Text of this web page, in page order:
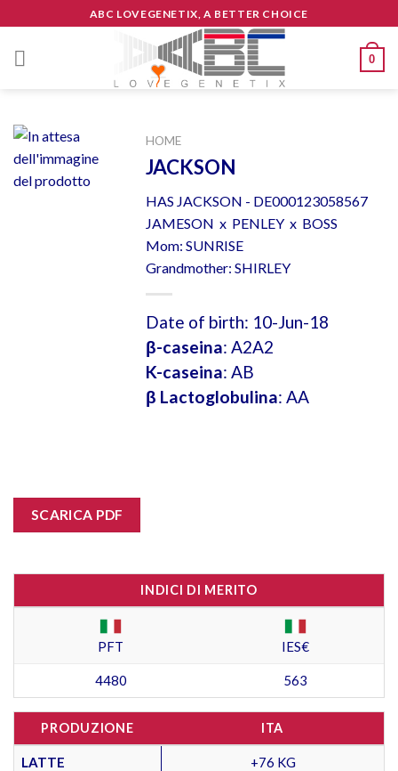
to
content
ABC LOVEGENETIX, A BETTER CHOICE
0
HOME
JACKSON
HAS JACKSON - DE000123058567
JAMESON x PENLEY x BOSS
Mom: SUNRISE
Grandmother: SHIRLEY
Date of birth: 10-Jun-18
β-caseina: A2A2
K-caseina: AB
β Lactoglobulina: AA
SCARICA PDF
INDICI DI MERITO
PFT IES€
4480 563
PRODUZIONE ITA
LATTE +76 KG